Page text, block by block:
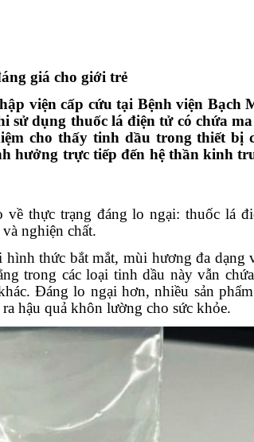
giá cho giới trẻ
viện cấp cứu tại Bệnh viện Bạch
sử dụng thuốc lá điện tử có chứa
cho thấy tinh dầu trong thiết bị
hưởng trực tiếp đến hệ thần kinh
thực trạng đáng lo ngại: thuốc lá
nghiện chất.
thức bắt mắt, mùi hương đa dạng
trong các loại tinh dầu này vẫn
Đáng lo ngại hơn, nhiều sản
hậu quả khôn lường cho sức khỏe.